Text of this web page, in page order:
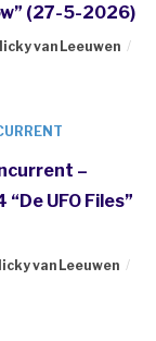
(27-5-2026)
van Leeuwen
–
UFO Files”
van Leeuwen